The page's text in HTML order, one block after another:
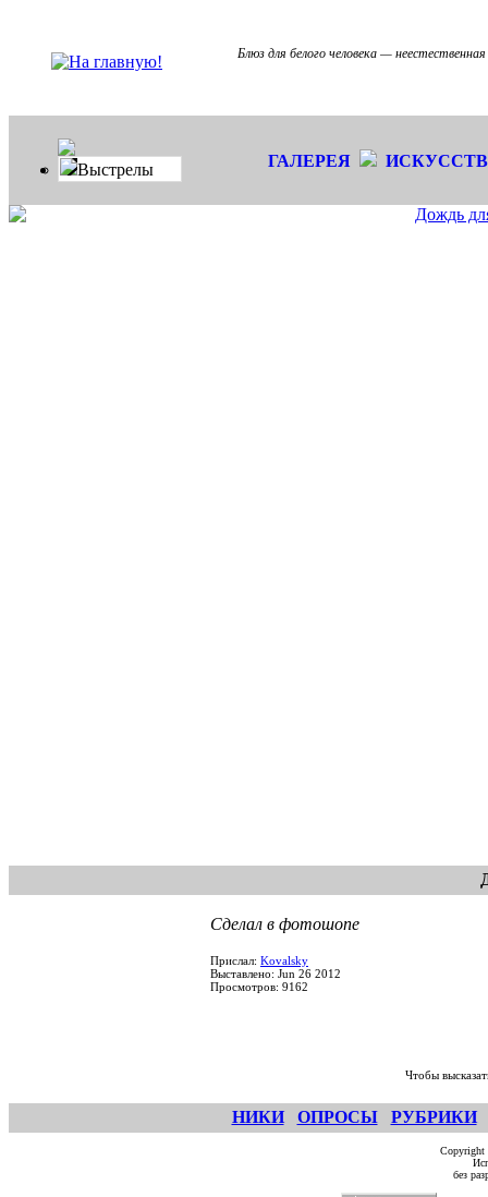
Блюз для белого человека —
Выстрелы ГАЛЕРЕЯ
Сделал в фотошопе
Прислал: Kovalsky
Выставлено: Jun 26 2012
Просмотров: 9162
Чтобы
НИКИ ОПРОСЫ РУБРИКИ
без